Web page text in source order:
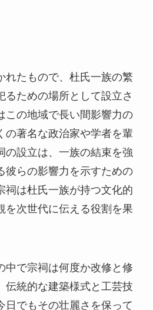
著名な政治家や学者を輩
彼らの影響力を示すための
祠は杜氏一族が持つ文化的
を次世代に伝える役割を果
中で宗祠は何度か改修と修
伝統的な建築様式と工芸技
日でもその壮麗さを保って
努力は洪家落瓦の杜氏一
一時期は放置されていまし
人々や政府の関心を集め、
価が進み、多くの観光客が